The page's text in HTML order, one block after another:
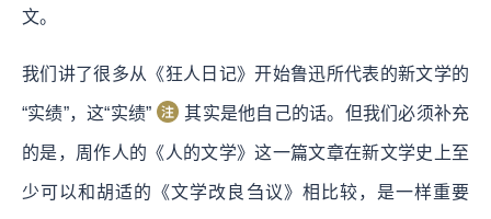
文。
我们讲了很多从《狂人日记》开始鲁迅所代表的新文学的
“实绩”，这“实绩” 其实是他自己的话。但我们必须补充
的是，周作人的《人的文学》这一篇文章在新文学史上至
少可以和胡适的《文学改良刍议》相比较，是一样重要